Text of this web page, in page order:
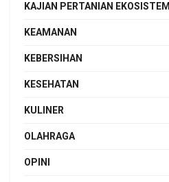
KAJIAN PERTANIAN EKOSISTEM
KEAMANAN
KEBERSIHAN
KESEHATAN
KULINER
OLAHRAGA
OPINI